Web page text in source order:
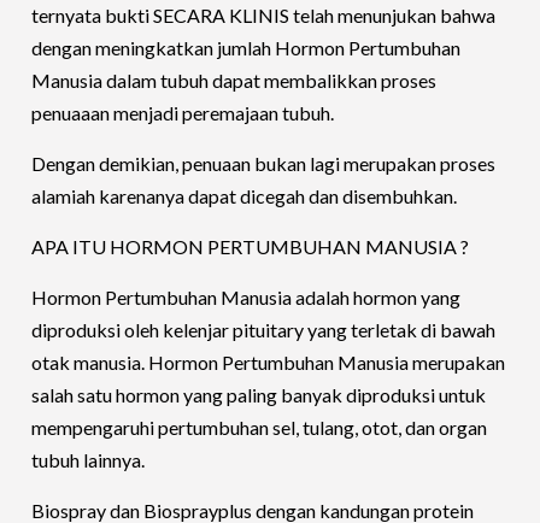
ternyata bukti SECARA KLINIS telah menunjukan bahwa
dengan meningkatkan jumlah Hormon Pertumbuhan
Manusia dalam tubuh dapat membalikkan proses
penuaaan menjadi peremajaan tubuh.
Dengan demikian, penuaan bukan lagi merupakan proses
alamiah karenanya dapat dicegah dan disembuhkan.
APA ITU HORMON PERTUMBUHAN MANUSIA ?
Hormon Pertumbuhan Manusia adalah hormon yang
diproduksi oleh kelenjar pituitary yang terletak di bawah
otak manusia. Hormon Pertumbuhan Manusia merupakan
salah satu hormon yang paling banyak diproduksi untuk
mempengaruhi pertumbuhan sel, tulang, otot, dan organ
tubuh lainnya.
Biospray dan Biosprayplus dengan kandungan protein